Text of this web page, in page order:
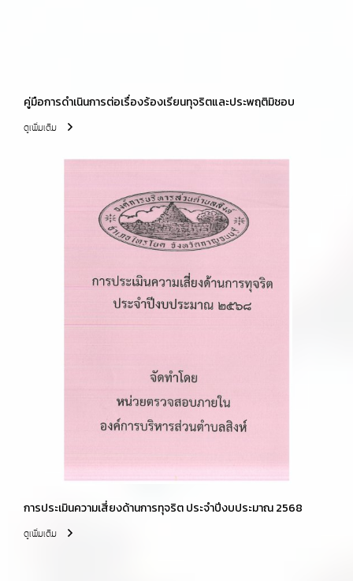
คู่มือการดำเนินการต่อเรื่องร้องเรียนทุจริตและประพฤติมิชอบ
ดูเพิ่มเติม
การประเมินความเสี่ยงด้านการทุจริต ประจำปีงบประมาณ 2568
ดูเพิ่มเติม